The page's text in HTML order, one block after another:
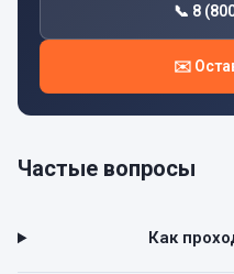
📞 8
✉️
Частые вопросы
Как